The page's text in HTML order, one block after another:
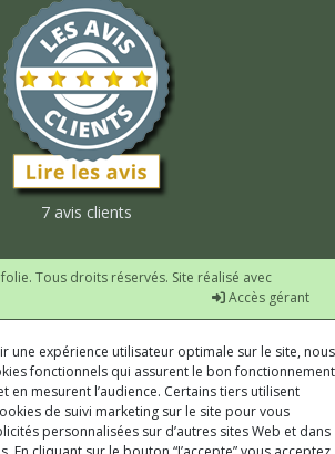
7 avis clients
Tous droits réservés. Site réalisé avec
Accès gérant
une expérience utilisateur optimale sur le site, nous
fonctionnels qui assurent le bon fonctionnement
en mesurent l’audience. Certains tiers utilisent
de suivi marketing sur le site pour vous
personnalisées sur d’autres sites Web et dans